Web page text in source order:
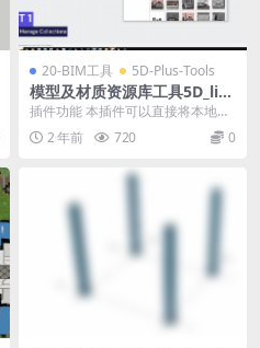
20-BIM工具 5D-Plus-Tools
模型及材质资源库工具5D_libr
ary_20241215_Signed for S
ketchUp2025
插件功能 本插件可以直接将本地模
型库及材质库进行有效管理，并且
能自定义各大网络平...
2 年前 720 0